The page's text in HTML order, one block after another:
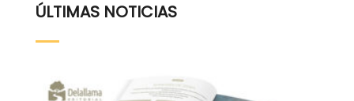
ÚLTIMAS NOTICIAS